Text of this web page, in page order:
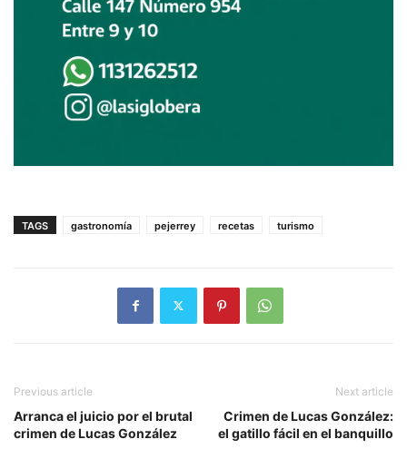
TAGS gastronomía pejerrey recetas turismo
Previous article
Arranca el juicio por el brutal
crimen de Lucas González
Next article
Crimen de Lucas González:
el gatillo fácil en el banquillo